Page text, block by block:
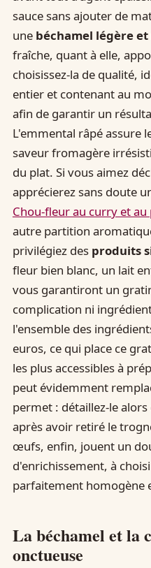
sauce sans ajouter de
une béchamel légère
fraîche, quant à elle,
choisissez-la de qualité,
entier et contenant au
afin de garantir un
L'emmental râpé assure
saveur fromagère
du plat. Si vous aimez
apprécierez sans doute
Chou-fleur au curry et au
autre partition
privilégiez des produits
fleur bien blanc, un lait
vous garantiront un
complication ni
l'ensemble des
euros, ce qui place ce
les plus accessibles à
peut évidemment
permet : détaillez-le
après avoir retiré le
œufs, enfin, jouent un
d'enrichissement, à
parfaitement homogène
La béchamel et la
onctueuse